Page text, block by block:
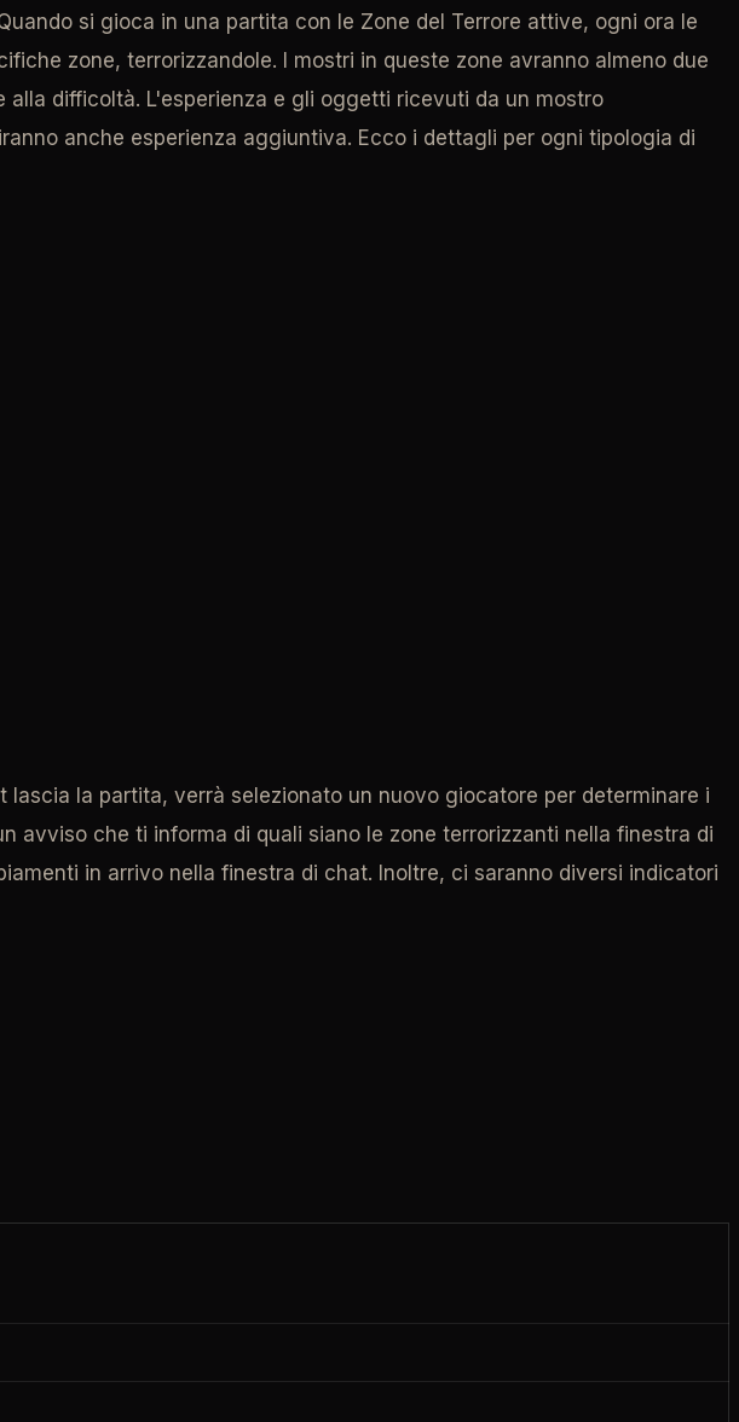
si gioca in una partita con le Zone del Terrore attive, ogni ora le
zone, terrorizzandole. I mostri in queste zone avranno almeno due
difficoltà. L'esperienza e gli oggetti ricevuti da un mostro
anche esperienza aggiuntiva. Ecco i dettagli per ogni tipologia di
la partita, verrà selezionato un nuovo giocatore per determinare i
avviso che ti informa di quali siano le zone terrorizzanti nella finestra di
in arrivo nella finestra di chat. Inoltre, ci saranno diversi indicatori